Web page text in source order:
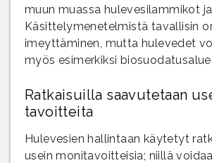
muun muassa hulevesilammikot
Käsittelymenetelmistä tavallisin
imeyttäminen, mutta hulevedet
myös esimerkiksi
Ratkaisuilla saavutetaan
tavoitteita
Hulevesien hallintaan käytetyt
usein monitavoitteisia; niillä